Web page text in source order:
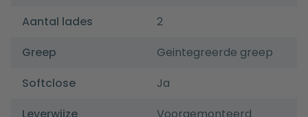
Aantal lades
2
Greep
Geintegreerde greep
Softclose
Ja